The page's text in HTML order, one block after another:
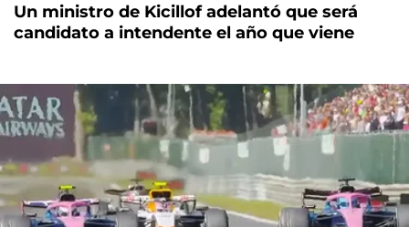
Un ministro de Kicillof adelantó que será
candidato a intendente el año que viene